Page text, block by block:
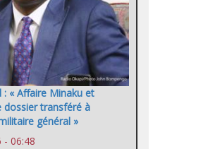
: « Affaire Minaku et
dossier transféré à
général »
- 06:48